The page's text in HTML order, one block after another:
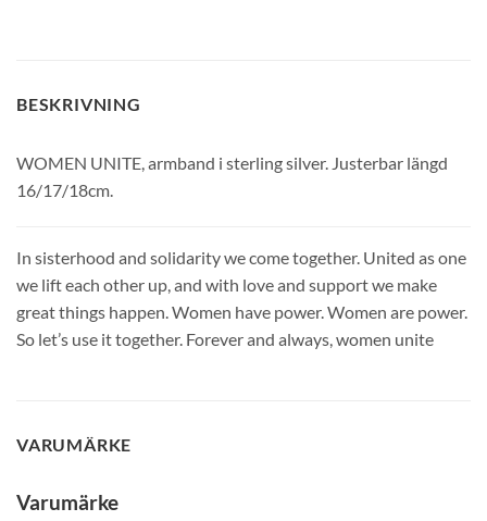
BESKRIVNING
WOMEN UNITE, armband i sterling silver. Justerbar längd
16/17/18cm.
In sisterhood and solidarity we come together. United as one
we lift each other up, and with love and support we make
great things happen. Women have power. Women are power.
So let’s use it together. Forever and always, women unite
VARUMÄRKE
Varumärke